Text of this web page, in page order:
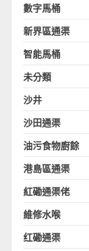
數字馬桶
新界區通渠
智能馬桶
未分類
沙井
沙田通渠
油污食物廚餘
港島區通渠
紅磡通渠佬
維修水喉
红磡通渠